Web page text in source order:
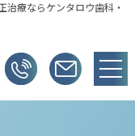
治療ならケンタロウ歯科・